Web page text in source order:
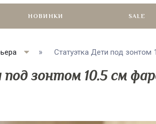
НОВИНКИ SALE
Статуэтка Дети под зонтом
зонтом 10.5 см